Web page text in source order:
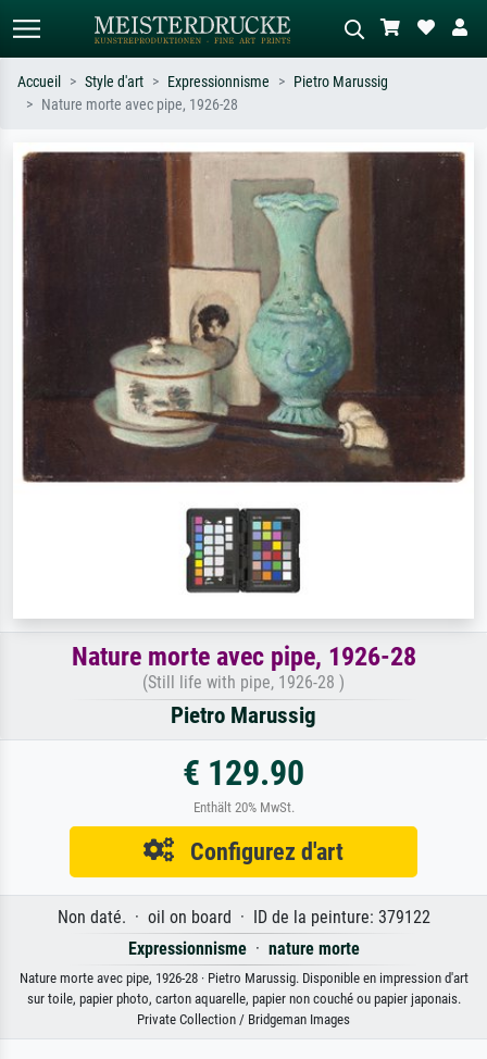
Recherchez par artiste, titre ou style –
Décrivez la scène – ex. prairie verte,
abstrait avec beaucoup de rouge,
tableau sombre, nu debout près d'un
Accueil Style d'art Expressionnisme
Pietro Marussig
Nature morte avec pipe, 1926-28
Nature morte avec pipe, 1926-28
(Still life with pipe, 1926-28 )
Pietro Marussig
€ 129.90
Enthält 20% MwSt.
Configurez d'art
Non daté. · oil on board · ID de la peinture: 379122
Expressionnisme· nature morte
Nature morte avec pipe, 1926-28 · Pietro Marussig. Disponible en impression d'art
sur toile, papier photo, carton aquarelle, papier non couché ou papier japonais.
Private Collection / Bridgeman Images